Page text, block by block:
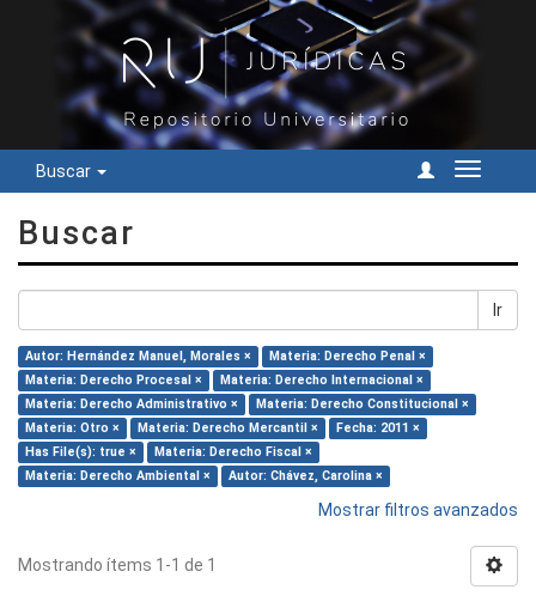
Buscar
Cambiar
Buscar
Ir
Autor: Hernández Manuel, Morales ×
Materia: Derecho Penal ×
Materia: Derecho Procesal ×
Materia: Derecho Internacional ×
Materia: Derecho Administrativo ×
Materia: Derecho Constitucional ×
Materia: Otro ×
Materia: Derecho Mercantil ×
Fecha: 2011 ×
Has File(s): true ×
Materia: Derecho Fiscal ×
Materia: Derecho Ambiental ×
Autor: Chávez, Carolina ×
Mostrar filtros avanzados
Mostrando ítems 1-1 de 1